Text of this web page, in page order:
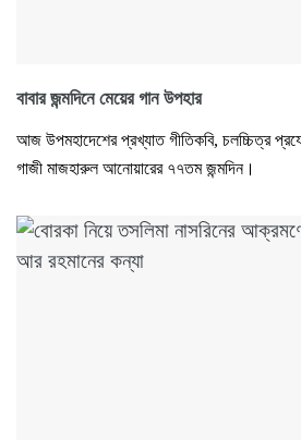
বাবার জন্মদিনে মেয়ের গান উপহার
আজ উপমহাদেশের প্রখ্যাত গীতিকবি, চলচ্চিত্র
গাজী মাজহারুল আনোয়ারের ৭৭তম জন্মদিন।